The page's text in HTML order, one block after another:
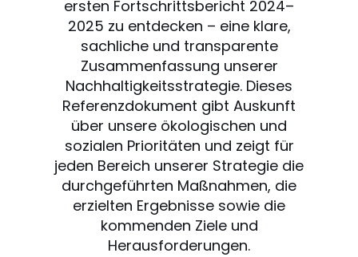
ersten Fortschrittsbericht 2024–
2025 zu entdecken – eine klare,
sachliche und transparente
Zusammenfassung unserer
Nachhaltigkeitsstrategie. Dieses
Referenzdokument gibt Auskunft
über unsere ökologischen und
sozialen Prioritäten und zeigt für
jeden Bereich unserer Strategie die
durchgeführten Maßnahmen, die
erzielten Ergebnisse sowie die
kommenden Ziele und
Herausforderungen.